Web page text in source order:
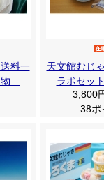
料一
…
天文館むじ
ラボセッ
3,800
38ポ